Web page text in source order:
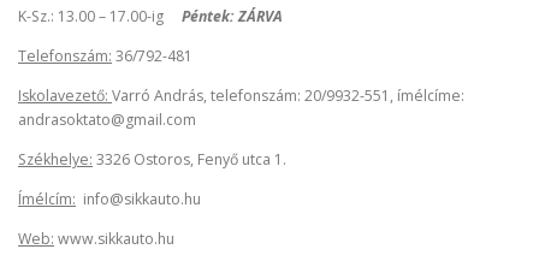
KAPCSOLAT FOGYASZTÓVÉDELMI MUTATÓSZÁMOK
K-Sz.: 13.00 – 17.00-ig Péntek: ZÁRVA
Telefonszám: 36/792-481
Iskolavezető: Varró András, telefonszám: 20/9932-551, ímélcíme:
andrasoktato@gmail.com
Székhelye: 3326 Ostoros, Fenyő utca 1.
Ímélcím: info@sikkauto.hu
Web: www.sikkauto.hu